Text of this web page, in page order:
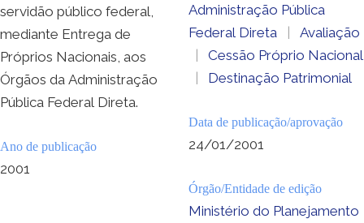
servidão público federal,
mediante Entrega de
Próprios Nacionais, aos
Órgãos da Administração
Pública Federal Direta.
Ano de publicação
2001
Administração Pública
Federal Direta
|
Avaliação
|
Cessão Próprio Nacional
|
Destinação Patrimonial
Data de publicação/aprovação
24/01/2001
Órgão/Entidade de edição
Ministério do Planejamento